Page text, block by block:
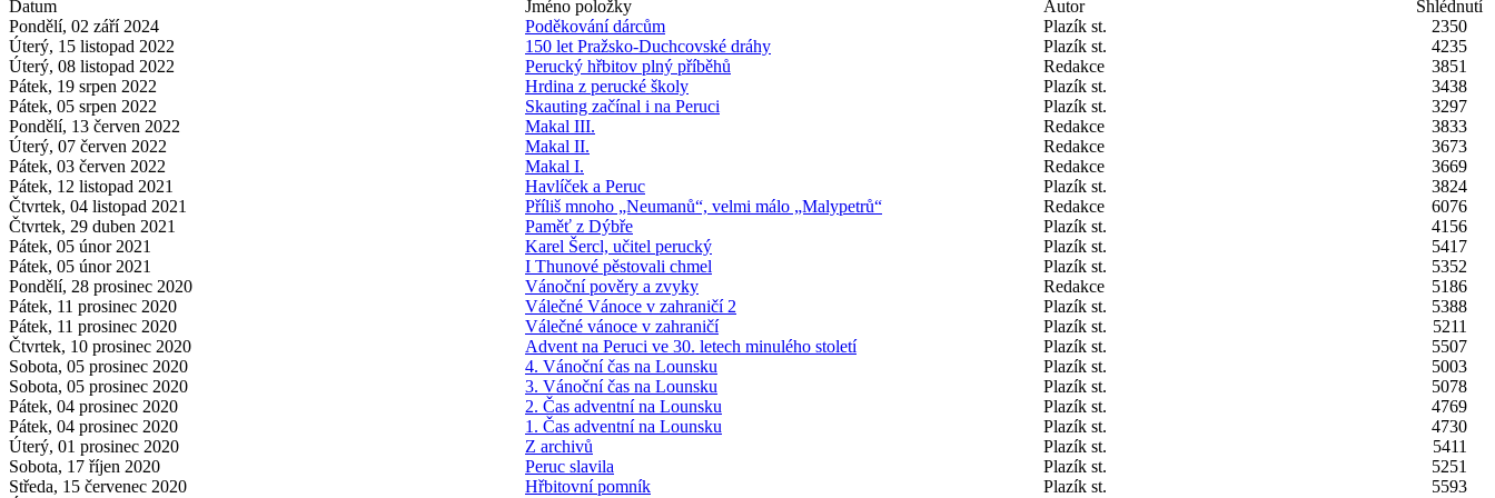
Datum
Jméno položky Autor
Shlédnutí
Pondělí, 02 září 2024
Poděkování dárcům Plazík st.
2350
Úterý, 15 listopad 2022
150 let Pražsko-Duchcovské dráhy Plazík st.
4235
Úterý, 08 listopad 2022
Perucký hřbitov plný příběhů Redakce
3851
Pátek, 19 srpen 2022
Hrdina z perucké školy Plazík st.
3438
Pátek, 05 srpen 2022
Skauting začínal i na Peruci Plazík st.
3297
Pondělí, 13 červen 2022
Makal III. Redakce
3833
Úterý, 07 červen 2022
Makal II. Redakce
3673
Pátek, 03 červen 2022
Makal I. Redakce
3669
Pátek, 12 listopad 2021
Havlíček a Peruc Plazík st.
3824
Čtvrtek, 04 listopad 2021
Příliš mnoho „Neumanů“, velmi málo „Malypetrů“ Redakce
6076
Čtvrtek, 29 duben 2021
Paměť z Dýbře Plazík st.
4156
Pátek, 05 únor 2021
Karel Šercl, učitel perucký Plazík st.
5417
Pátek, 05 únor 2021
I Thunové pěstovali chmel Plazík st.
5352
Pondělí, 28 prosinec 2020
Vánoční pověry a zvyky Redakce
5186
Pátek, 11 prosinec 2020
Válečné Vánoce v zahraničí 2 Plazík st.
5388
Pátek, 11 prosinec 2020
Válečné vánoce v zahraničí Plazík st.
5211
Čtvrtek, 10 prosinec 2020
Advent na Peruci ve 30. letech minulého století Plazík st.
5507
Sobota, 05 prosinec 2020
4. Vánoční čas na Lounsku Plazík st.
5003
Sobota, 05 prosinec 2020
3. Vánoční čas na Lounsku Plazík st.
5078
Pátek, 04 prosinec 2020
2. Čas adventní na Lounsku Plazík st.
4769
Pátek, 04 prosinec 2020
1. Čas adventní na Lounsku Plazík st.
4730
Úterý, 01 prosinec 2020
Z archivů Plazík st.
5411
Sobota, 17 říjen 2020
Peruc slavila Plazík st.
5251
Středa, 15 červenec 2020
Hřbitovní pomník Plazík st.
5593